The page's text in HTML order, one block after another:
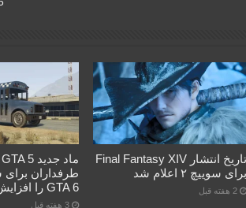
تاریخ انتشار Final Fantasy XIV
برای سوییچ ۲ اعلام شد
2 هفته قبل
طرفداران
GTA 6 را افزایش داد
3 هفته قبل